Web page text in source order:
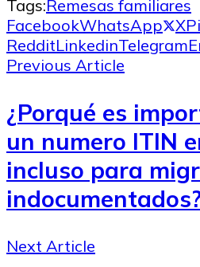
Tags:Remesas familiares
FacebookWhatsApp X
RedditLinkedinTelegram
Previous Article
¿Porqué es
un numero ITIN
incluso para
Next Article